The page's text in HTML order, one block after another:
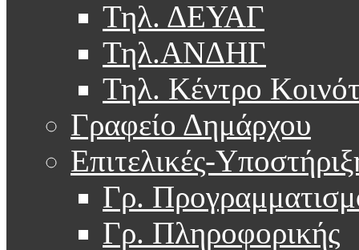
Τηλ. ΔΕΥΑΓ
Τηλ.ΑΝΔΗΓ
Τηλ. Κέντρο
Γραφείο Δημάρχου
Επιτελικές-
Γρ.
Γρ. Πληροφορικής